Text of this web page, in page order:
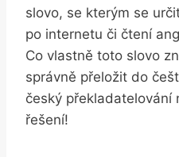
slovo, ‌se kterým se
po internetu či čtení
Co vlastně toto slovo
správně přeložit do
český překladatelování
řešení!